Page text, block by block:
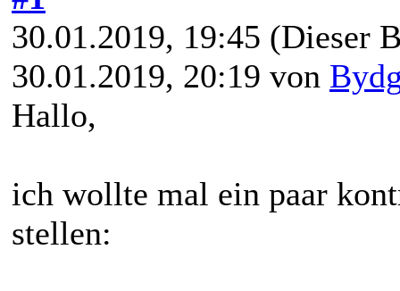
30.01.2019, 19:45 (Dieser
30.01.2019, 20:19 von
Hallo,
ich wollte mal ein paar
stellen: